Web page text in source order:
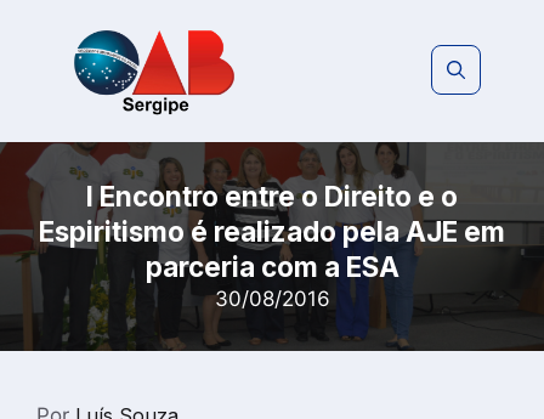
I Encontro entre o Direito e o
Espiritismo é realizado pela AJE em
parceria com a ESA
30/08/2016